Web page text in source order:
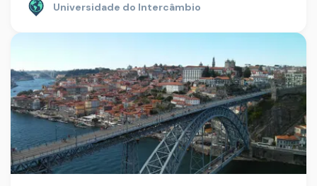
Universidade do Intercâmbio